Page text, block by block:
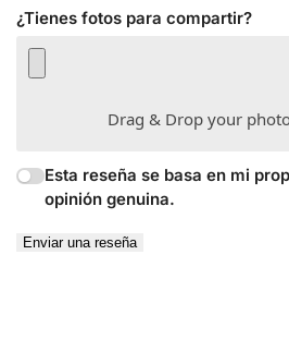
¿Tienes fotos para compartir?
Drag & Drop your
Esta reseña se basa en mi
opinión genuina.
Enviar una reseña